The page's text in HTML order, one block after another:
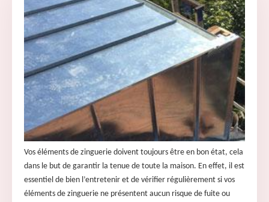
Vos éléments de zinguerie doivent toujours être en bon état, cela
dans le but de garantir la tenue de toute la maison. En effet, il est
essentiel de bien l’entretenir et de vérifier régulièrement si vos
éléments de zinguerie ne présentent aucun risque de fuite ou